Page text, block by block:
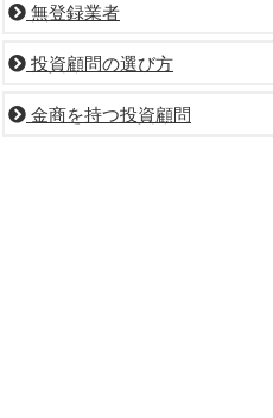
無登録業者
投資顧問の選び方
金商を持つ投資顧問